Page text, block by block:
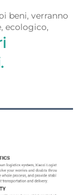
beni, verranno
ecologico,